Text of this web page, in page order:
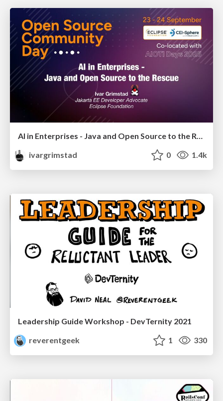
ivargrimstad
0 1.4k
Leadership Guide Workshop - DevTernity 2021
reverentgeek
1 330